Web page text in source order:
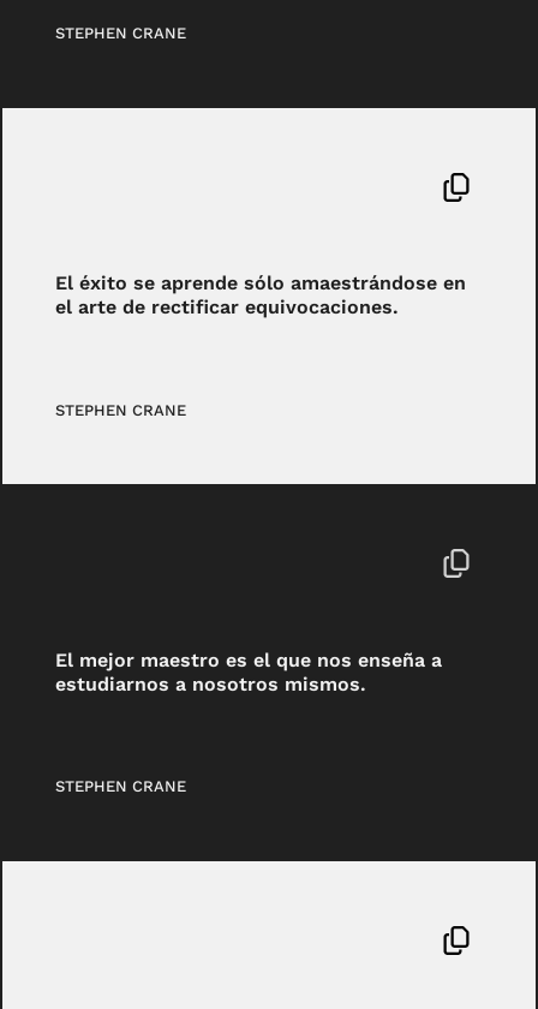
STEPHEN CRANE
El éxito se aprende sólo amaestrándose en
el arte de rectificar equivocaciones.
STEPHEN CRANE
El mejor maestro es el que nos enseña a
estudiarnos a nosotros mismos.
STEPHEN CRANE